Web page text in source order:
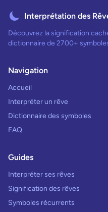
Interprétation des
Découvrez la signification
dictionnaire de 2700+
Navigation
Accueil
Interpréter un rêve
Dictionnaire des symboles
FAQ
Guides
Interpréter ses rêves
Signification des rêves
Symboles récurrents